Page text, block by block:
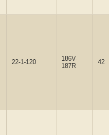
22-1-120
186V-
187R
42